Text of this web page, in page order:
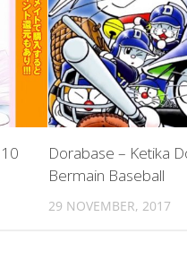
Dorabase – Ketika
Bermain Baseball
29 NOVEMBER, 2017